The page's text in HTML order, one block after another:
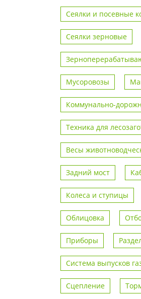
Сеялки и посевные
Сеялки зерновые
Мусоровозы
Коммунально-
Техника для
Весы
Задний мост
Колеса и ступицы
Облицовка
Приборы
Система выпусков
Сцепление